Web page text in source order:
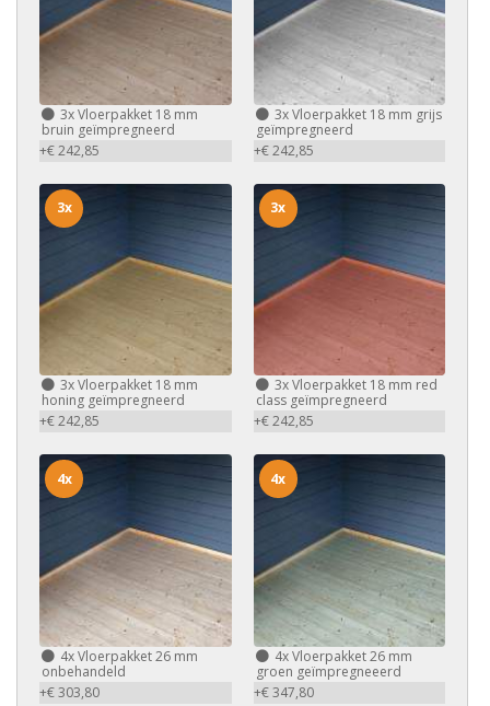
3xVloerpakket 18 mm
bruin geïmpregneerd
+€ 242,85
3xVloerpakket 18 mm grijs
geïmpregneerd
+€ 242,85
3xVloerpakket 18 mm
honing geïmpregneerd
+€ 242,85
3x
3xVloerpakket 18 mm red
class geïmpregneerd
+€ 242,85
3x
4xVloerpakket 26 mm
onbehandeld
+€ 303,80
4x
4xVloerpakket 26 mm
groen geïmpregneeerd
+€ 347,80
4x